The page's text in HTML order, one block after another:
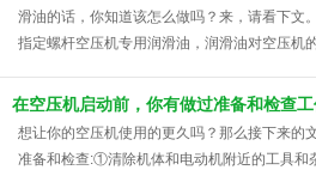
滑油的话，你知道该怎么做吗？来，请看下文
指定螺杆空压机专用润滑油，润滑油对空压机
在空压机启动前，你有做过准备和检查工
想让你的空压机使用的更久吗？那么接下来的
准备和检查:①清除机体和电动机附近的工具